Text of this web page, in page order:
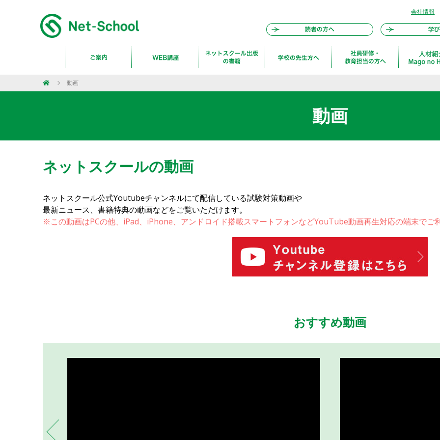
会社情報
動画
動画
ネットスクールの動画
ネットスクール公式Youtubeチャンネルにて配信している試験対策動画や
最新ニュース、書籍特典の動画などをご覧いただけます。
※この動画はPCの他、iPad、iPhone、アンドロイド搭載スマートフォンなどYouTube動画再生対応の端末でご
おすすめ動画